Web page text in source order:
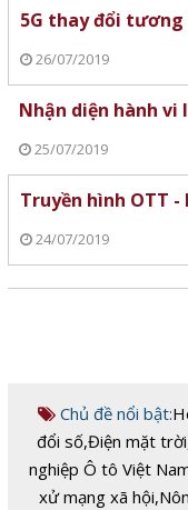
5G thay đổi tương
26/07/2019
Nhận diện hành
25/07/2019
Truyền hình OTT
24/07/2019
Chủ đề nổi bật:
đổi số,Điện mặt trời
nghiệp Ô tô Việt
xử mạng xã hội,